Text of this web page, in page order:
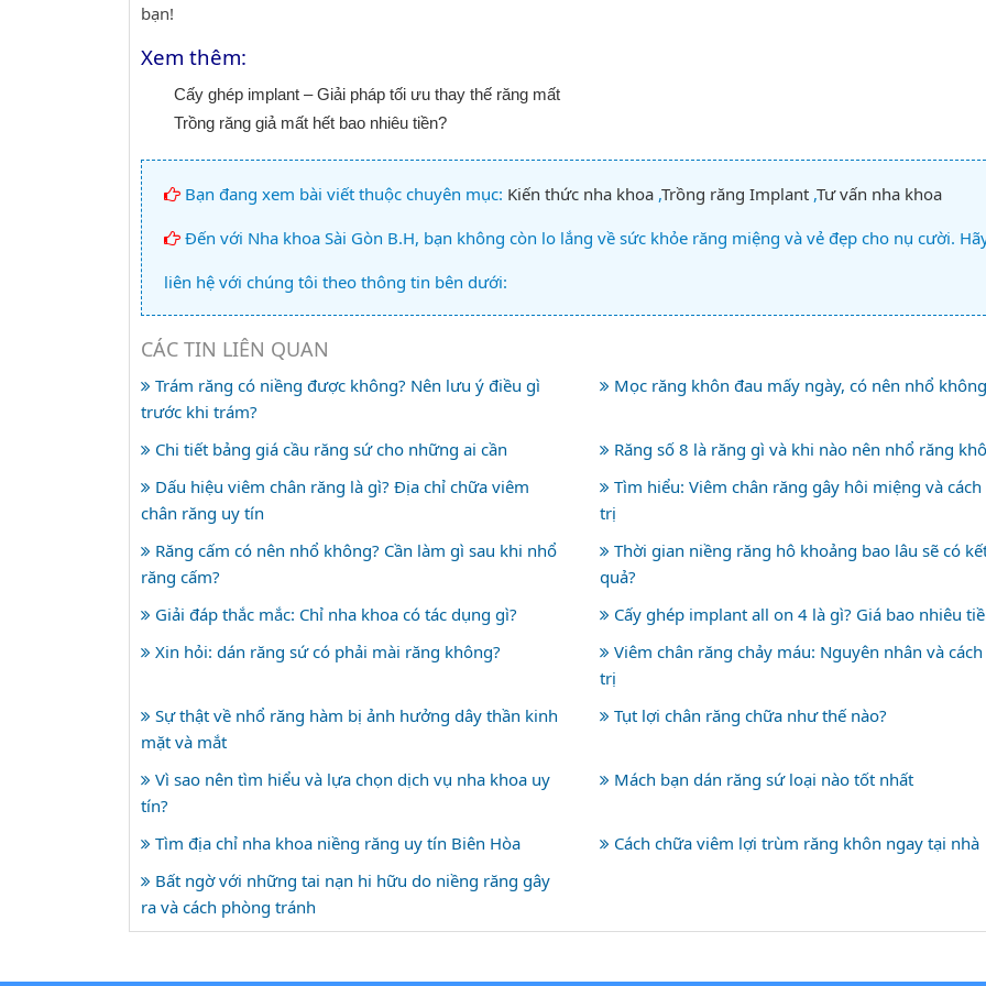
bạn!
Xem thêm:
Cấy ghép implant – Giải pháp tối ưu thay thế răng mất
Trồng răng giả mất hết bao nhiêu tiền?
Bạn đang xem bài viết thuộc chuyên mục: Kiến thức nha khoa ,Trồng răng Implant ,Tư vấn nha khoa
Đến với Nha khoa Sài Gòn B.H, bạn không còn lo lắng về sức khỏe răng miệng và vẻ đẹp cho nụ cười.
liên hệ với chúng tôi theo thông tin bên dưới:
CÁC TIN LIÊN QUAN
Trám răng có niềng được không? Nên lưu ý điều gì
trước khi trám?
Mọc răng khôn đau mấy ngày, có nên nhổ
Chi tiết bảng giá cầu răng sứ cho những ai cần
Răng số 8 là răng gì và khi nào nên nhổ răng
Dấu hiệu viêm chân răng là gì? Địa chỉ chữa viêm
chân răng uy tín
Tìm hiểu: Viêm chân răng gây hôi miệng và cách
trị
Răng cấm có nên nhổ không? Cần làm gì sau khi nhổ
răng cấm?
Thời gian niềng răng hô khoảng bao lâu sẽ có
quả?
Giải đáp thắc mắc: Chỉ nha khoa có tác dụng gì?
Cấy ghép implant all on 4 là gì? Giá bao nhiêu
Xin hỏi: dán răng sứ có phải mài răng không?
Viêm chân răng chảy máu: Nguyên nhân và
trị
Sự thật về nhổ răng hàm bị ảnh hưởng dây thần kinh
mặt và mắt
Tụt lợi chân răng chữa như thế nào?
Vì sao nên tìm hiểu và lựa chọn dịch vụ nha khoa uy
tín?
Mách bạn dán răng sứ loại nào tốt nhất
Tìm địa chỉ nha khoa niềng răng uy tín Biên Hòa
Cách chữa viêm lợi trùm răng khôn ngay tại nhà
Bất ngờ với những tai nạn hi hữu do niềng răng gây
ra và cách phòng tránh